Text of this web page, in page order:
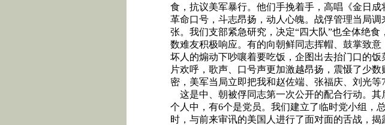
食，抗议美军暴行。他们手挽着手，高唱《金日
革命口号，斗志昂扬，动人心魄。战俘管理当局
张。我们支部紧急研究，决定“四大队”也全体绝
数难友积极响应。有的向朝鲜同志挥帽、鼓掌致
坏人的煽动下吵嚷着要吃饭，企图出去抬门口的
片欢呼，歌声、口号声更加激越昂扬，震慑了少
密，美军当局立即把我和赵佐端、张福庆、刘光等
这是中、朝被俘同志第一次公开的配合行动。其
个人中，有6个是党员。我们建立了临时党小组，
时，与前来审讯的美国人进行了面对面的舌战，